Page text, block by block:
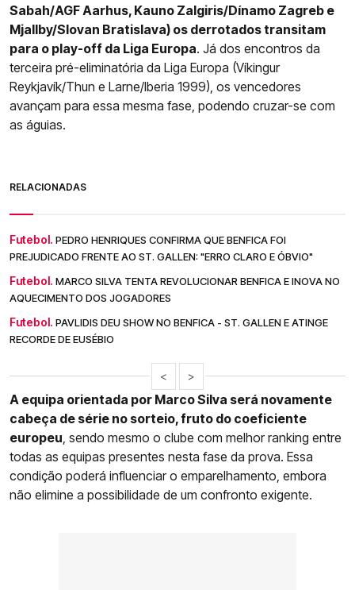
Sabah/AGF Aarhus, Kauno Zalgiris/Dínamo Zagreb e
Mjallby/Slovan Bratislava) os derrotados transitam
para o play-off da Liga Europa. Já dos encontros da
terceira pré-eliminatória da Liga Europa (Víkingur
Reykjavík/Thun e Larne/Iberia 1999), os vencedores
avançam para essa mesma fase, podendo cruzar-se com
as águias.
RELACIONADAS
Futebol. PEDRO HENRIQUES CONFIRMA QUE BENFICA FOI
PREJUDICADO FRENTE AO ST. GALLEN: "ERRO CLARO E ÓBVIO"
Futebol. MARCO SILVA TENTA REVOLUCIONAR BENFICA E INOVA NO
AQUECIMENTO DOS JOGADORES
Futebol. PAVLIDIS DEU SHOW NO BENFICA - ST. GALLEN E ATINGE
RECORDE DE EUSÉBIO
< >
A equipa orientada por Marco Silva será novamente
cabeça de série no sorteio, fruto do coeficiente
europeu , sendo mesmo o clube com melhor ranking entre
todas as equipas presentes nesta fase da prova. Essa
condição poderá influenciar o emparelhamento, embora
não elimine a possibilidade de um confronto exigente.